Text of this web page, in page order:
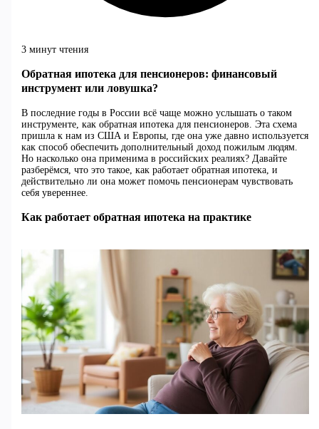
3 минут чтения
Обратная ипотека для пенсионеров: финансовый
инструмент или ловушка?
В последние годы в России всё чаще можно услышать о таком
инструменте, как обратная ипотека для пенсионеров. Эта схема
пришла к нам из США и Европы, где она уже давно используется
как способ обеспечить дополнительный доход пожилым людям.
Но насколько она применима в российских реалиях? Давайте
разберёмся, что это такое, как работает обратная ипотека, и
действительно ли она может помочь пенсионерам чувствовать
себя увереннее.
Как работает обратная ипотека на практике